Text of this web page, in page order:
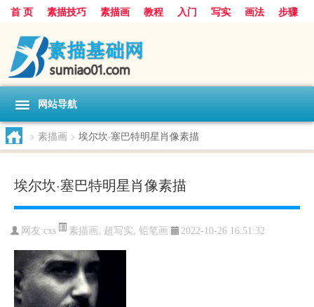
首 页 素描技巧 素描画 教程 入门 写实 画法
步骤
基础
超写实
网站导航
> 素描画 > 埃尔坎·塞巴特明星肖像素描
埃尔坎·塞巴特明星肖像素描
网友:cxs 素描画, 超写实, 铅笔画 2022-10-26 16:51:32